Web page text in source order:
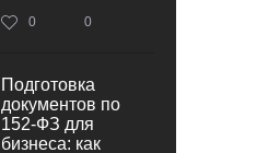
0 0
Подготовка
документов по
152‑ФЗ для
бизнеса: как